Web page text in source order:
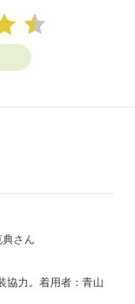
さん
協力。着用者：青山